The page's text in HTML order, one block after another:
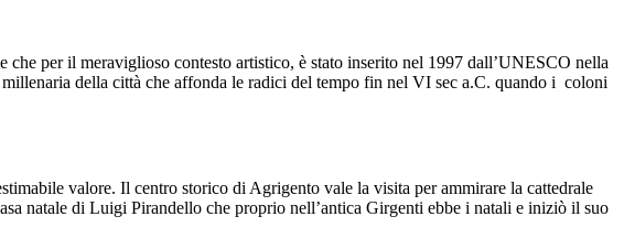
per il meraviglioso contesto artistico, è stato inserito nel 1997 dall’UNESCO nella
della città che affonda le radici del tempo fin nel VI sec a.C. quando i coloni
valore. Il centro storico di Agrigento vale la visita per ammirare la cattedrale
natale di Luigi Pirandello che proprio nell’antica Girgenti ebbe i natali e iniziò il suo